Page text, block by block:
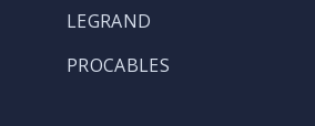
LEGRAND
PROCABLES